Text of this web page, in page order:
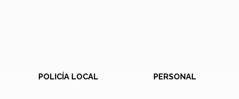
POLICÍA LOCAL PERSONAL